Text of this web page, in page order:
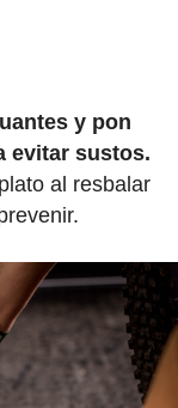
y pon
evitar sustos.
al resbalar